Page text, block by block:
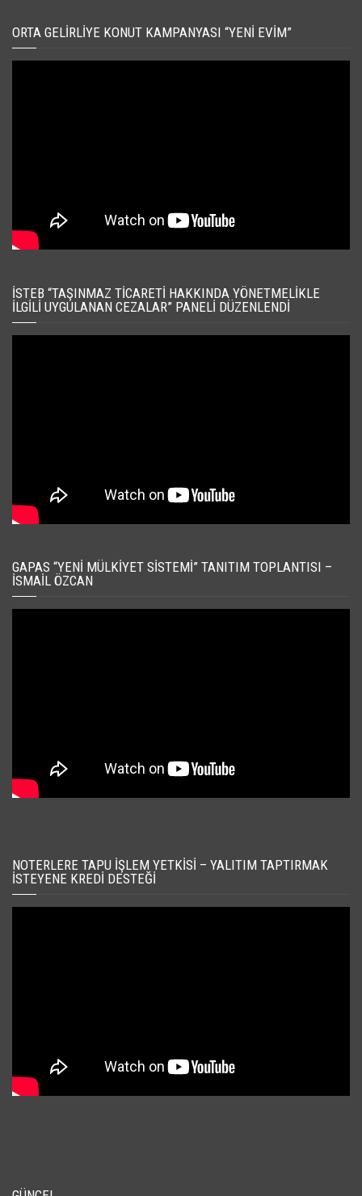
ORTA GELIRLIYE KONUT KAMPANYASI “YENI EVIM”
İSTEB “TAŞINMAZ TICARETI HAKKINDA YÖNETMELIKLE
İLGILI UYGULANAN CEZALAR” PANELI DÜZENLENDI
GAPAS “YENI MÜLKIYET SISTEMI” TANITIM TOPLANTISI –
İSMAIL ÖZCAN
NOTERLERE TAPU İŞLEM YETKISI – YALITIM TAPTIRMAK
İSTEYENE KREDI DESTEĞI